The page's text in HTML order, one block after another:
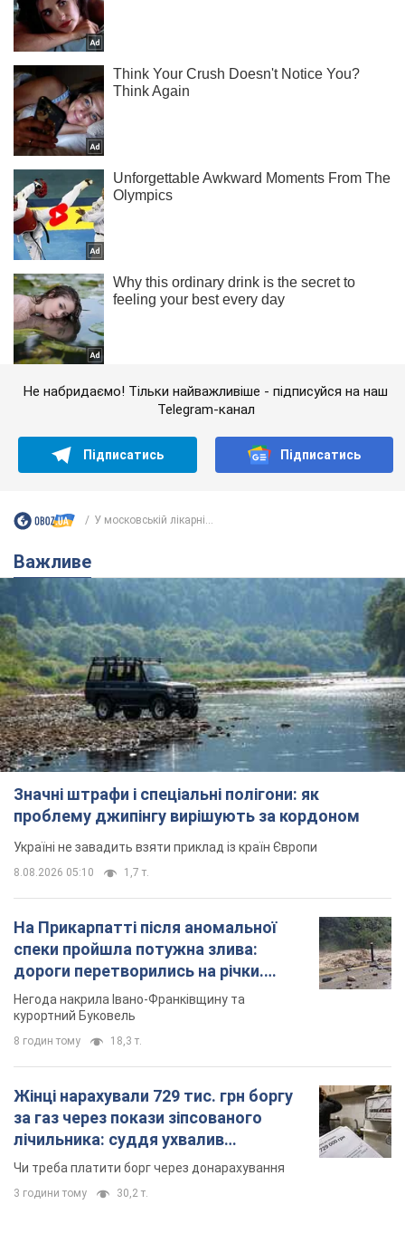
Не набридаємо! Тільки найважливіше - підписуйся на наш
Telegram-канал
Підписатись Підписатись
У московській лікарні...
Важливе
Значні штрафи і спеціальні полігони: як
проблему джипінгу вирішують за кордоном
Україні не завадить взяти приклад із країн Європи
8.08.2026 05:10 1,7 т.
На Прикарпатті після аномальної
спеки пройшла потужна злива:
дороги перетворились на річки.
Відео
Негода накрила Івано-Франківщину та
курортний Буковель
8 годин тому 18,3 т.
Жінці нарахували 729 тис. грн боргу
за газ через покази зіпсованого
лічильника: суддя ухвалив
неочікуване рішення
Чи треба платити борг через донарахування
3 години тому 30,2 т.